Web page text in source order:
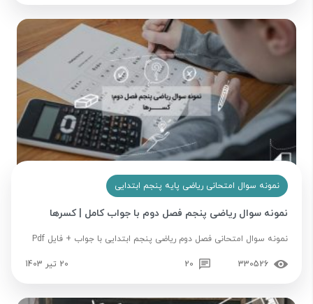
نمونه سوال امتحانی ریاضی پایه پنجم ابتدایی
نمونه سوال ریاضی پنجم فصل دوم با جواب کامل | کسرها
نمونه سوال امتحانی فصل دوم ریاضی پنجم ابتدایی با جواب + فایل Pdf
330526
20 20 تیر 1403